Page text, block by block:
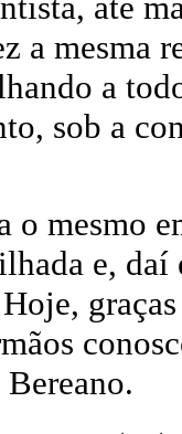
a mesma
a
sob a
o mesmo
e, daí